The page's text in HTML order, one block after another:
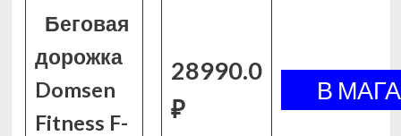
Беговая
дорожка
Domsen
Fitness F-
28990.0
₽